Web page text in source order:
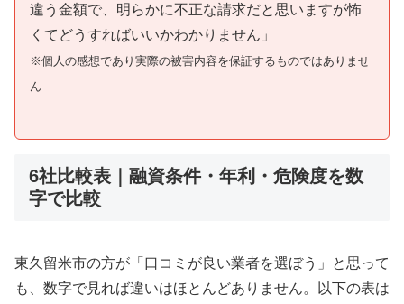
違う金額で、明らかに不正な請求だと思いますが怖
くてどうすればいいかわかりません」
※個人の感想であり実際の被害内容を保証するものではありませ
ん
6社比較表｜融資条件・年利・危険度を数
字で比較
東久留米市の方が「口コミが良い業者を選ぼう」と思って
も、数字で見れば違いはほとんどありません。以下の表は